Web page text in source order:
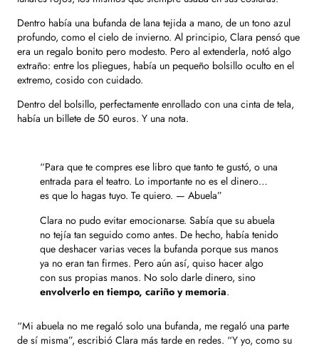
Dentro había una bufanda de lana tejida a mano, de un tono azul
profundo, como el cielo de invierno. Al principio, Clara pensó que
era un regalo bonito pero modesto. Pero al extenderla, notó algo
extraño: entre los pliegues, había un pequeño bolsillo oculto en el
extremo, cosido con cuidado.
Dentro del bolsillo, perfectamente enrollado con una cinta de tela,
había un billete de 50 euros. Y una nota.
“Para que te compres ese libro que tanto te gustó, o una
entrada para el teatro. Lo importante no es el dinero…
es que lo hagas tuyo. Te quiero. — Abuela”
Clara no pudo evitar emocionarse. Sabía que su abuela
no tejía tan seguido como antes. De hecho, había tenido
que deshacer varias veces la bufanda porque sus manos
ya no eran tan firmes. Pero aún así, quiso hacer algo
con sus propias manos. No solo darle dinero, sino
envolverlo en tiempo, cariño y memoria.
“Mi abuela no me regaló solo una bufanda, me regaló una parte
de sí misma”, escribió Clara más tarde en redes. “Y yo, como su